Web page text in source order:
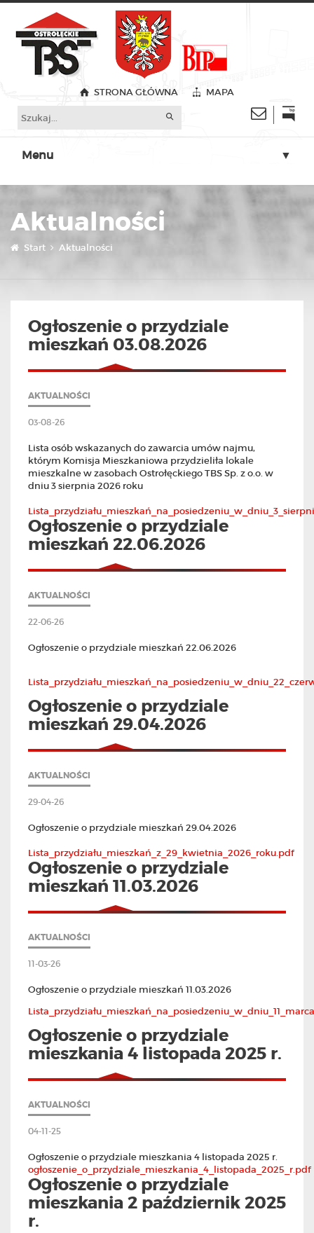
STRONA GŁÓWNA MAPA
Menu ▼
▼
▼
Aktualności
Start Aktualności
Ogłoszenie o przydziale
mieszkań 03.08.2026
AKTUALNOŚCI
03-08-26
Lista osób wskazanych do zawarcia umów najmu,
którym Komisja Mieszkaniowa przydzieliła lokale
mieszkalne w zasobach Ostrołęckiego TBS Sp. z o.o. w
dniu 3 sierpnia 2026 roku
Ogłoszenie o przydziale
mieszkań 22.06.2026
AKTUALNOŚCI
22-06-26
Ogłoszenie o przydziale mieszkań 22.06.2026
Ogłoszenie o przydziale
mieszkań 29.04.2026
AKTUALNOŚCI
29-04-26
Ogłoszenie o przydziale mieszkań 29.04.2026
Lista_przydziału_mieszkań_z_29_kwietnia_2026_roku.pdf
Ogłoszenie o przydziale
mieszkań 11.03.2026
AKTUALNOŚCI
11-03-26
Ogłoszenie o przydziale mieszkań 11.03.2026
Ogłoszenie o przydziale
mieszkania 4 listopada 2025 r.
AKTUALNOŚCI
04-11-25
Ogłoszenie o przydziale mieszkania 4 listopada 2025 r.
ogłoszenie_o_przydziale_mieszkania_4_listopada_2025_r.pdf
Ogłoszenie o przydziale
mieszkania 2 październik 2025
r.